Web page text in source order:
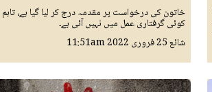
خاتون کی درخواست پر مقدمہ درج کر لیا گیا ہے، تاہم
کوئی گرفتاری عمل میں نہیں آئی ہے۔
شائع25 فروری 2022 11:51am